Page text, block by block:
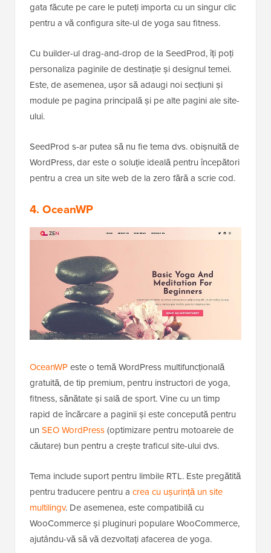
gata făcute pe care le puteți importa cu un singur clic
pentru a vă configura site-ul de yoga sau fitness.
Cu builder-ul drag-and-drop de la SeedProd, îți poți
personaliza paginile de destinație și designul temei.
Este, de asemenea, ușor să adaugi noi secțiuni și
module pe pagina principală și pe alte pagini ale site-
ului.
SeedProd s-ar putea să nu fie tema dvs. obișnuită de
WordPress, dar este o soluție ideală pentru începători
pentru a crea un site web de la zero fără a scrie cod.
4. OceanWP
OceanWPeste o temă WordPress multifuncțională
gratuită, de tip premium, pentru instructori de yoga,
fitness, sănătate și sală de sport. Vine cu un timp
rapid de încărcare a paginii și este concepută pentru
un SEO WordPress(optimizare pentru motoarele de
căutare) bun pentru a crește traficul site-ului dvs.
Tema include suport pentru limbile RTL. Este pregătită
pentru traducere pentru a crea cu ușurință un site
multilingv. De asemenea, este compatibilă cu
WooCommerce și pluginuri populare WooCommerce,
ajutându-vă să vă dezvoltați afacerea de yoga.